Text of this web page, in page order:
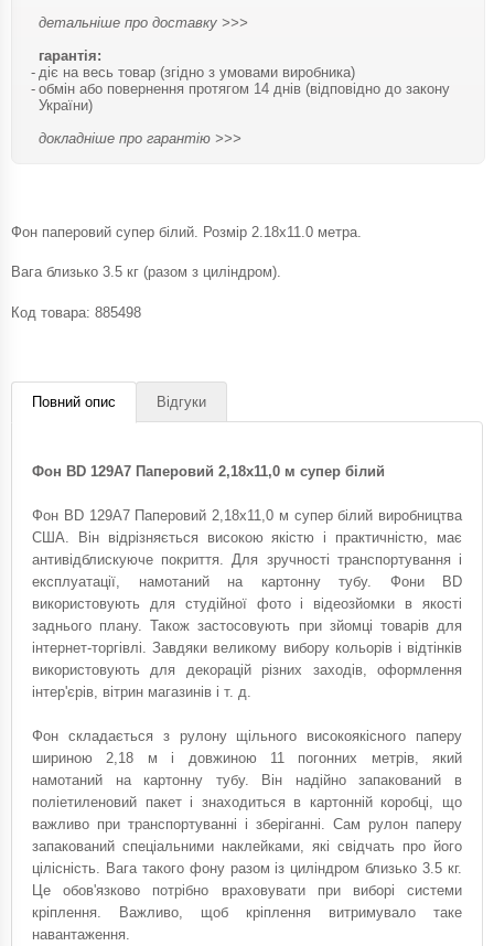
детальніше про доставку >>>
гарантія:
діє на весь товар (згідно з умовами виробника)
обмін або повернення протягом 14 днів (відповідно до закону
України)
докладніше про гарантію >>>
Фон паперовий супер білий. Розмір 2.18х11.0 метра.
Вага близько 3.5 кг (разом з циліндром).
Код товара: 885498
Повний опис Відгуки
Фон BD 129А7 Паперовий 2,18х11,0 м супер білий
Фон BD 129А7 Паперовий 2,18х11,0 м супер білий виробництва
США. Він відрізняється високою якістю і практичністю, має
антивідблискуюче покриття. Для зручності транспортування і
експлуатації, намотаний на картонну тубу. Фони BD
використовують для студійної фото і відеозйомки в якості
заднього плану. Також застосовують при зйомці товарів для
інтернет-торгівлі. Завдяки великому вибору кольорів і відтінків
використовують для декорацій різних заходів, оформлення
інтер'єрів, вітрин магазинів і т. д.
Фон складається з рулону щільного високоякісного паперу
шириною 2,18 м і довжиною 11 погонних метрів, який
намотаний на картонну тубу. Він надійно запакований в
поліетиленовий пакет і знаходиться в картонній коробці, що
важливо при транспортуванні і зберіганні. Сам рулон паперу
запакований спеціальними наклейками, які свідчать про його
цілісність. Вага такого фону разом із циліндром близько 3.5 кг.
Це обов'язково потрібно враховувати при виборі системи
кріплення. Важливо, щоб кріплення витримувало таке
навантаження.